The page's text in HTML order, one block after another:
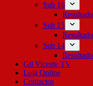
Sub 16
Sub 15
Sub 14
Gil Vicente TV
Loja Online
Contactos